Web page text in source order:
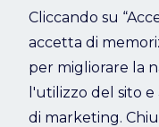
Cliccando su
accetta di
per migliorare la
l'utilizzo del sito
di marketing.